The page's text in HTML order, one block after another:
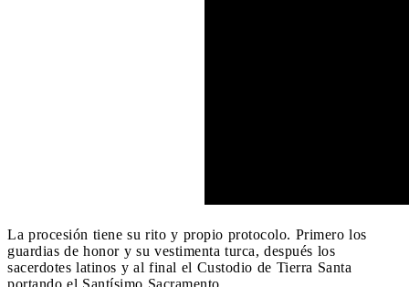
La procesión tiene su rito y propio protocolo. Primero los
guardias de honor y su vestimenta turca, después los
sacerdotes latinos y al final el Custodio de Tierra Santa
portando el Santísimo Sacramento.